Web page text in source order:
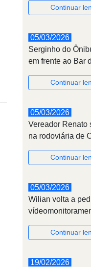
Continuar
05/03/2026
Serginho do
em frente ao Bar
Continuar
05/03/2026
Vereador Renato
na rodoviária de
Continuar
05/03/2026
Wilian volta a
Continuar
19/02/2026